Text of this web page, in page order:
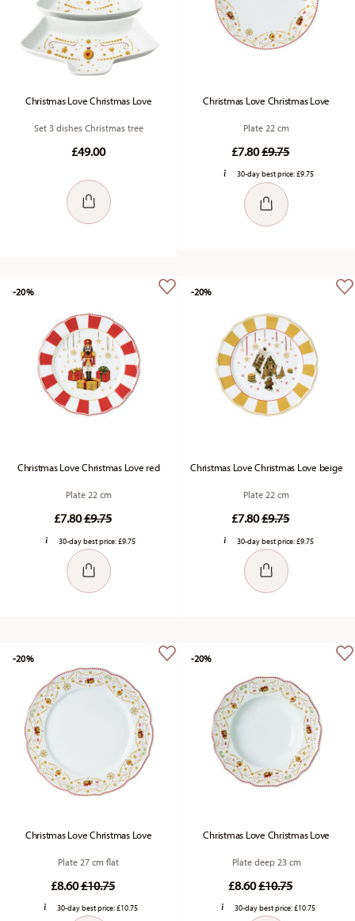
Christmas Love Christmas Love
Set 3 dishes Christmas tree
£49.00
Christmas Love Christmas Love
Plate 22 cm
£7.80Price reduced
£9.75to
30-day best price:£9.75
Christmas Love Christmas Love red
Plate 22 cm
£7.80Price reduced from
£9.75to
30-day best price:£9.75
-20%
Christmas Love Christmas Love beige
Plate 22 cm
£7.80Price reduced
£9.75to
30-day best price:£9.75
-20%
Christmas Love Christmas Love
Plate 27 cm flat
£8.60Price reduced from
£10.75to
30-day best price:£10.75
-20%
Christmas Love Christmas Love
Plate deep 23 cm
£8.60Price reduced
£10.75to
30-day best price:£10.75
-20%